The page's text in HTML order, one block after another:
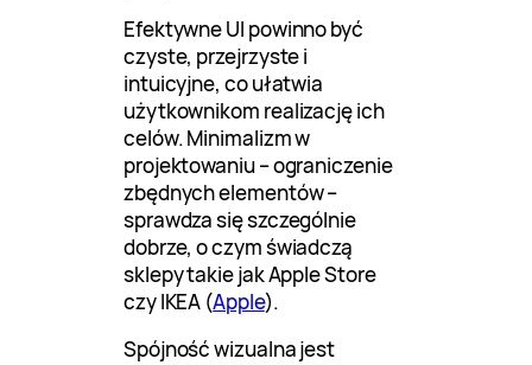
Efektywne UI powinno być
czyste, przejrzyste i
intuicyjne, co ułatwia
użytkownikom realizację ich
celów. Minimalizm w
projektowaniu – ograniczenie
zbędnych elementów –
sprawdza się szczególnie
dobrze, o czym świadczą
sklepy takie jak Apple Store
czy IKEA (Apple).
Spójność wizualna jest